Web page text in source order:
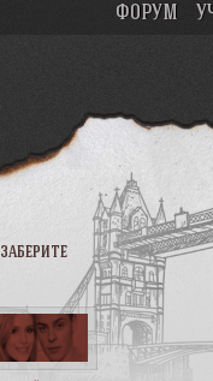
заберите
ФОРУМ